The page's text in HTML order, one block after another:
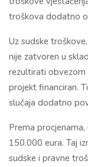
troškova dodatno
Uz sudske
nije zatvoren u
rezultirati
projekt financiran.
slučaja dodatno
Prema
150.000 eura. Taj
sudske i pravne